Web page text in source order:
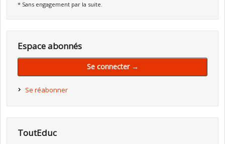
* Sans engagement par la suite.
Espace abonnés
Se connecter →
Se réabonner
ToutEduc